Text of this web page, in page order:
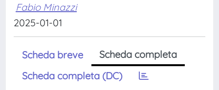
Fabio Minazzi
2025-01-01
Scheda breve
Scheda completa
Scheda completa (DC)